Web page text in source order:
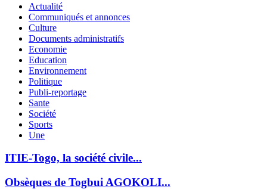
Actualité
Communiqués et annonces
Culture
Documents administratifs
Economie
Education
Environnement
Politique
Publi-reportage
Sante
Société
Sports
Une
ITIE-Togo, la société civile...
Obsèques de Togbui AGOKOLI...